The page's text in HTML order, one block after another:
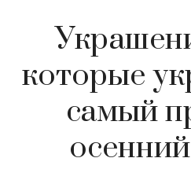
которые
самый